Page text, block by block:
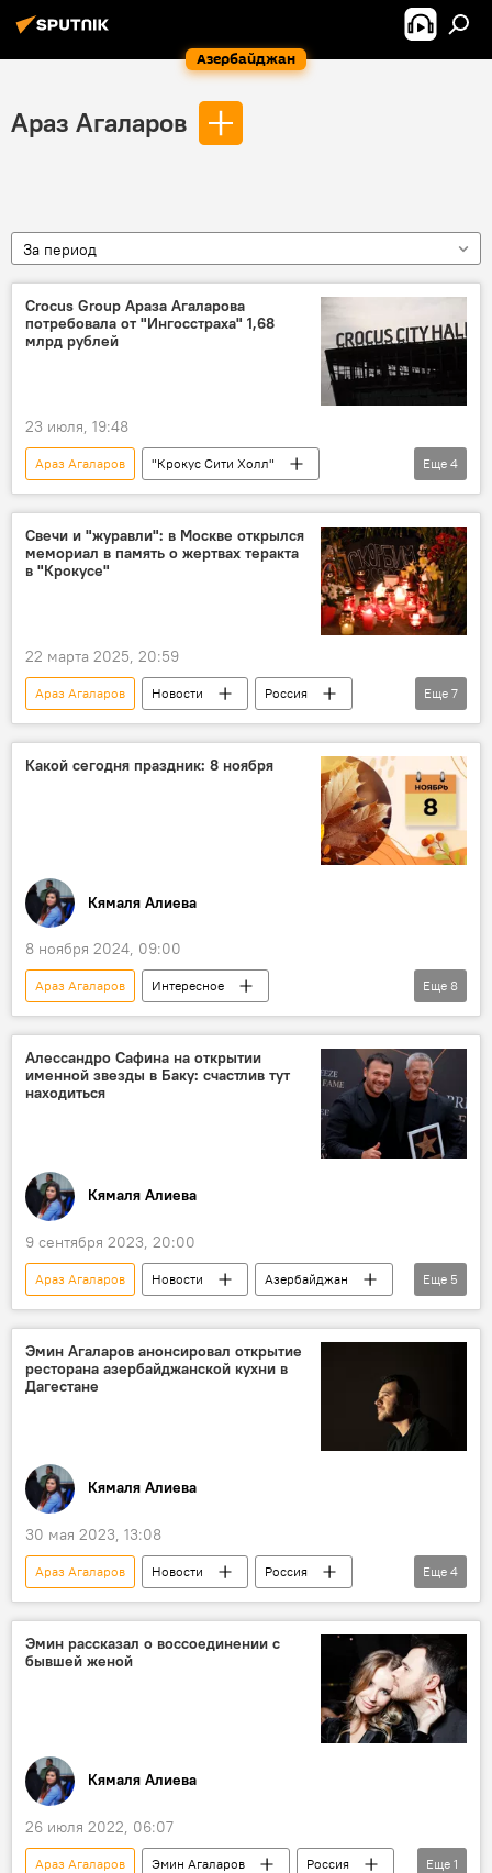
Азербайджан
Араз Агаларов
За период
Crocus Group Араза Агаларова
потребовала от "Ингосстраха" 1,68
млрд рублей
23 июля, 19:48
Араз Агаларов
"Крокус Сити Холл"
Crocus City Hall
Арбитражный суд Москвы
Теракт
Страхование
Еще 4
Свечи и "журавли": в Москве открылся
мемориал в память о жертвах теракта
в "Крокусе"
22 марта 2025, 20:59
Араз Агаларов Новости
Россия
Теракт
Москва
Мемориал
"Крокус Сити Холл"
Эмин Агаларов
Еще 7
Какой сегодня праздник: 8 ноября
Кямаля Алиева
8 ноября 2024, 09:00
Араз Агаларов
Интересное
Кто сегодня родился
Какой сегодня праздник
Победа
Отечественная война
Ильхам Алиев
Еще 8
Алессандро Сафина на открытии
именной звезды в Баку: счастлив тут
находиться
Кямаля Алиева
9 сентября 2023, 20:00
Араз Агаларов Новости
Азербайджан
Культура
Sea Breeze
Италия
Музыка
Еще 5
Эмин Агаларов анонсировал открытие
ресторана азербайджанской кухни в
Дагестане
Кямаля Алиева
30 мая 2023, 13:08
Араз Агаларов Новости
Россия
Азербайджан
Эмин Агаларов
Еще 4
Эмин рассказал о воссоединении с
бывшей женой
Кямаля Алиева
26 июля 2022, 06:07
Араз Агаларов Эмин Агаларов
Россия
Еще 1